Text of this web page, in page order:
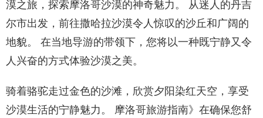
漠之旅，探索摩洛哥沙漠的神奇魅力。 从迷人的丹吉
尔市出发，前往撒哈拉沙漠令人惊叹的沙丘和广阔的
地貌。 在当地导游的带领下，您将以一种既宁静又令
人兴奋的方式体验沙漠之美。
骑着骆驼走过金色的沙滩，欣赏夕阳染红天空，享受
沙漠生活的宁静魅力。 摩洛哥旅游指南》在确保您舒